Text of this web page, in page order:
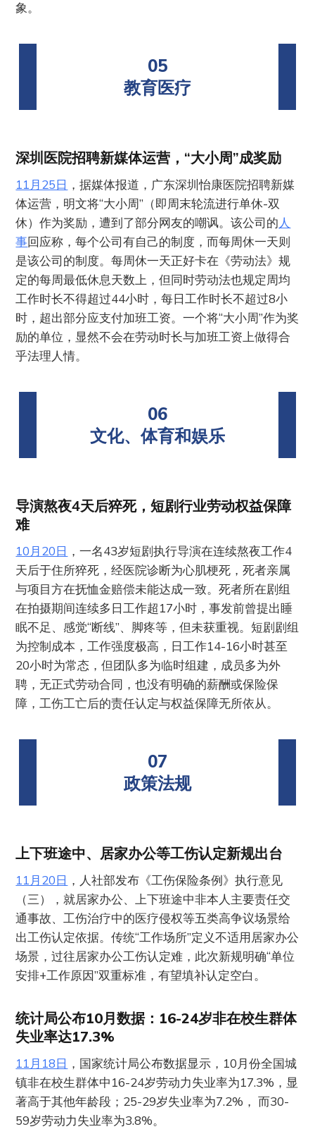
象。
05
教育医疗
深圳医院招聘新媒体运营，“大小周”成奖励
11月25日 ，据媒体报道，广东深圳怡康医院招聘新媒
体运营，明文将“大小周”（即周末轮流进行单休-双
休）作为奖励，遭到了部分网友的嘲讽。该公司的 人
事回应称，每个公司有自己的制度，而每周休一天则
是该公司的制度。每周休一天正好卡在《劳动法》规
定的每周最低休息天数上，但同时劳动法也规定周均
工作时长不得超过44小时，每日工作时长不超过8小
时，超出部分应支付加班工资。一个将“大小周”作为奖
励的单位，显然不会在劳动时长与加班工资上做得合
乎法理人情。
06
文化、体育和娱乐
导演熬夜4天后猝死，短剧行业劳动权益保障
难
10月20日 ，一名43岁短剧执行导演在连续熬夜工作4
天后于住所猝死，经医院诊断为心肌梗死，死者亲属
与项目方在抚恤金赔偿未能达成一致。死者所在剧组
在拍摄期间连续多日工作超17小时，事发前曾提出睡
眠不足、感觉“断线”、脚疼等，但未获重视。短剧剧组
为控制成本，工作强度极高，日工作14-16小时甚至
20小时为常态，但团队多为临时组建，成员多为外
聘，无正式劳动合同，也没有明确的薪酬或保险保
障，工伤工亡后的责任认定与权益保障无所依从。
07
政策法规
上下班途中、 居家办公等工伤认定新规出台
11月20日 ，人社部发布《工伤保险条例》执行意见
（三），就居家办公、上下班途中非本人主要责任交
通事故、工伤治疗中的医疗侵权等五类高争议场景给
出工伤认定依据。传统“工作场所”定义不适用居家办公
场景，过往居家办公工伤认定难，此次新规明确“单位
安排+工作原因”双重标准，有望填补认定空白。
统计局公布10月数据：16-24岁非在校生群体
失业率达17.3%
11月18日 ，国家统计局公布数据显示，10月份全国城
镇非在校生群体中16-24岁劳动力失业率为17.3%，显
著高于其他年龄段；25-29岁失业率为7.2%， 而30-
59岁劳动力失业率为3.8%。